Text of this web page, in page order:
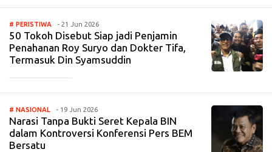
# PERISTIWA - 21 Jun 2026
50 Tokoh Disebut Siap jadi Penjamin
Penahanan Roy Suryo dan Dokter Tifa,
Termasuk Din Syamsuddin
# NASIONAL - 19 Jun 2026
Narasi Tanpa Bukti Seret Kepala BIN
dalam Kontroversi Konferensi Pers BEM
Bersatu